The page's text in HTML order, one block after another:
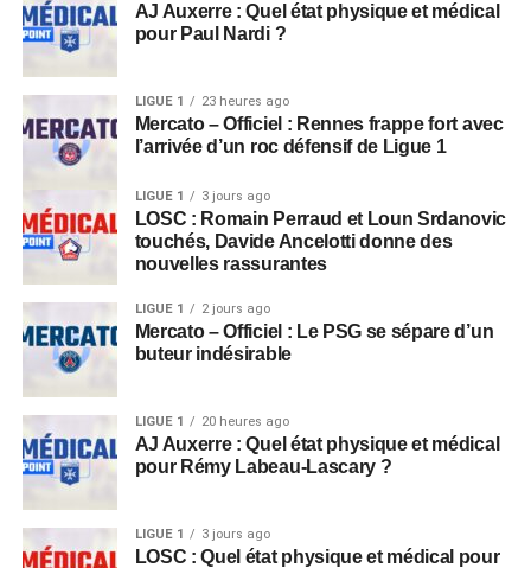
AJ Auxerre : Quel état physique et médical
pour Paul Nardi ?
LIGUE 1 23 heures ago
Mercato – Officiel : Rennes frappe fort avec
l’arrivée d’un roc défensif de Ligue 1
LIGUE 1 3 jours ago
LOSC : Romain Perraud et Loun Srdanovic
touchés, Davide Ancelotti donne des
nouvelles rassurantes
LIGUE 1 2 jours ago
Mercato – Officiel : Le PSG se sépare d’un
buteur indésirable
LIGUE 1 20 heures ago
AJ Auxerre : Quel état physique et médical
pour Rémy Labeau-Lascary ?
LIGUE 1 3 jours ago
LOSC : Quel état physique et médical pour